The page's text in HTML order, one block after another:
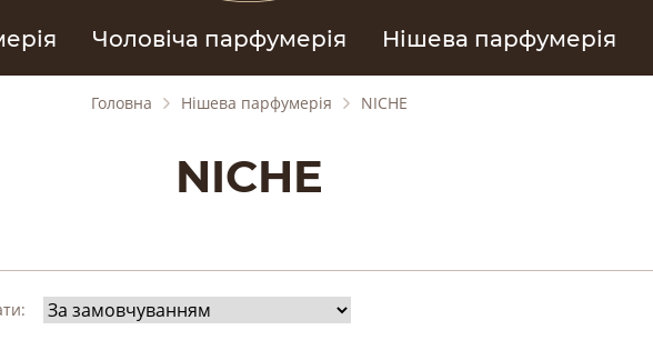
Чоловіча парфумерія Нішева парфумерія
Головна Нішева парфумерія NICHE
NICHE